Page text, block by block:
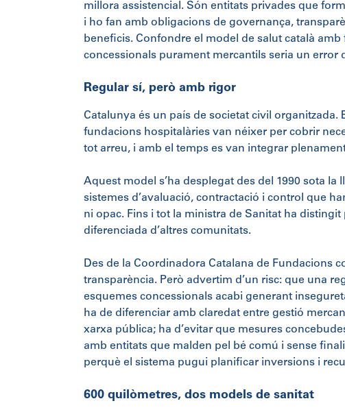
millora assistencial. Són entitats privades que
i ho fan amb obligacions de governança,
beneficis. Confondre el model de salut català
concessionals purament mercantils seria un error
Regular sí, però amb rigor
Catalunya és un país de societat civil
fundacions hospitalàries van néixer per cobrir
tot arreu, i amb el temps es van integrar
Aquest model s’ha desplegat des del 1990 sota la
sistemes d’avaluació, contractació i control que
ni opac. Fins i tot la ministra de Sanitat ha
diferenciada d’altres comunitats.
Des de la Coordinadora Catalana de Fundacions
transparència. Però advertim d’un risc: que una
esquemes concessionals acabi generant
ha de diferenciar amb claredat entre gestió
xarxa pública; ha d’evitar que mesures
amb entitats que malden pel bé comú i sense
perquè el sistema pugui planificar inversions i
600 quilòmetres, dos models de sanitat